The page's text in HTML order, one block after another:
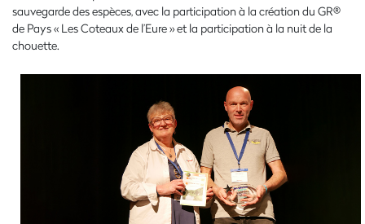
sauvegarde des espèces, avec la participation à la création du GR®
de Pays « Les Coteaux de l’Eure » et la participation à la nuit de la
chouette.